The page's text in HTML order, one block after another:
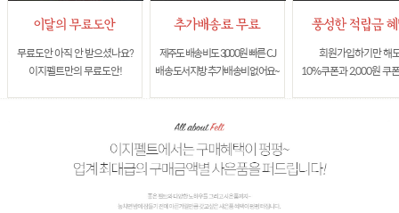
무료도안 아직 안 받으셨나요?
이지펠트만의 무료도안!
제주도 배송비도 3,000원 빠른 CJ
배송 도서지방 추가배송비 없어요~
회원가입하기만 해
10%쿠폰과 2,000원 쿠